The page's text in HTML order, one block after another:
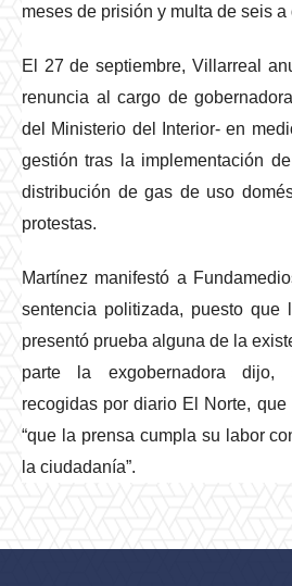
meses de prisión y multa de seis a
El 27 de septiembre, Villarreal
renuncia al cargo de
del Ministerio del Interior- en
gestión tras la implementación
distribución de gas de uso
protestas.
Martínez manifestó a
sentencia politizada, puesto que
presentó prueba alguna de la
parte la exgobernadora dijo,
recogidas por diario El Norte,
“que la prensa cumpla su labor
la ciudadanía”.